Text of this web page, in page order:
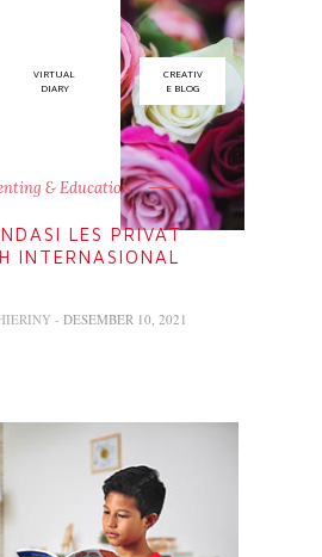
VIRTUAL
DIARY
CREATIV
E BLOG
& Education
LES PRIVAT
INTERNASIONAL
- DESEMBER 10, 2021